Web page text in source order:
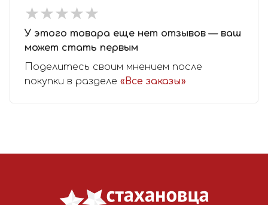
★★★★★
★★★★★
У этого товара еще нет отзывов — ваш
может стать первым
Поделитесь своим мнением после
покупки в разделе «Все заказы»